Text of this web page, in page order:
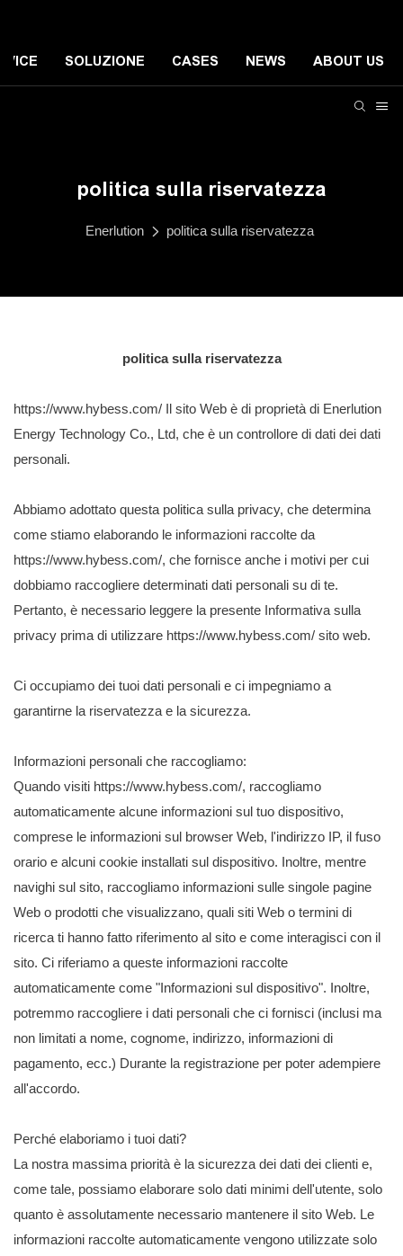
SOLUZIONE CASES NEWS ABOUT US
politica sulla riservatezza
Enerlution politica sulla riservatezza
politica sulla riservatezza
https://www.hybess.com/ Il sito Web è di proprietà di Enerlution
Energy Technology Co., Ltd, che è un controllore di dati dei dati
personali.
Abbiamo adottato questa politica sulla privacy, che determina
come stiamo elaborando le informazioni raccolte da
https://www.hybess.com/, che fornisce anche i motivi per cui
dobbiamo raccogliere determinati dati personali su di te.
Pertanto, è necessario leggere la presente Informativa sulla
privacy prima di utilizzare https://www.hybess.com/ sito web.
Ci occupiamo dei tuoi dati personali e ci impegniamo a
garantirne la riservatezza e la sicurezza.
Informazioni personali che raccogliamo:
Quando visiti https://www.hybess.com/, raccogliamo
automaticamente alcune informazioni sul tuo dispositivo,
comprese le informazioni sul browser Web, l'indirizzo IP, il fuso
orario e alcuni cookie installati sul dispositivo. Inoltre, mentre
navighi sul sito, raccogliamo informazioni sulle singole pagine
Web o prodotti che visualizzano, quali siti Web o termini di
ricerca ti hanno fatto riferimento al sito e come interagisci con il
sito. Ci riferiamo a queste informazioni raccolte
automaticamente come "Informazioni sul dispositivo". Inoltre,
potremmo raccogliere i dati personali che ci fornisci (inclusi ma
non limitati a nome, cognome, indirizzo, informazioni di
pagamento, ecc.) Durante la registrazione per poter adempiere
all'accordo.
Perché elaboriamo i tuoi dati?
La nostra massima priorità è la sicurezza dei dati dei clienti e,
come tale, possiamo elaborare solo dati minimi dell'utente, solo
quanto è assolutamente necessario mantenere il sito Web. Le
informazioni raccolte automaticamente vengono utilizzate solo